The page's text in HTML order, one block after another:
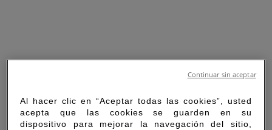
Al hacer clic en “Aceptar todas las cookies”, usted
acepta que las cookies se guarden en su
dispositivo para mejorar la navegación del sitio,
Continuar sin aceptar